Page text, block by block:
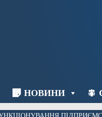
НОВИНИ